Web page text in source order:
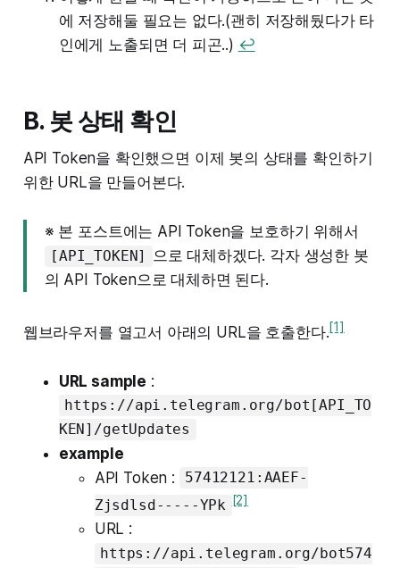
에 저장해둘 필요는 없다.(괜히 저장해뒀다가 타
인에게 노출되면 더 피곤..) ↩︎
B. 봇 상태 확인
API Token을 확인했으면 이제 봇의 상태를 확인하기
위한 URL을 만들어본다.
※ 본 포스트에는 API Token을 보호하기 위해서
[API_TOKEN]
으로 대체하겠다. 각자 생성한 봇
의 API Token으로 대체하면 된다.
웹브라우저를 열고서 아래의 URL을 호출한다.[1]
URL sample :
https://api.telegram.org/bot[API_TO
KEN]/getUpdates
example
API Token :
57412121:AAEF-
Zjsdlsd-----YPk [2]
URL :
https://api.telegram.org/bot574